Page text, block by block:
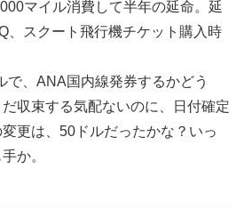
マイル消費して半年の延命。延
、スクート飛行機チケット購入時
、ANA国内線発券するかどう
収束する気配ないのに、日付確定
更は、50ドルだったかな？いっ
か。